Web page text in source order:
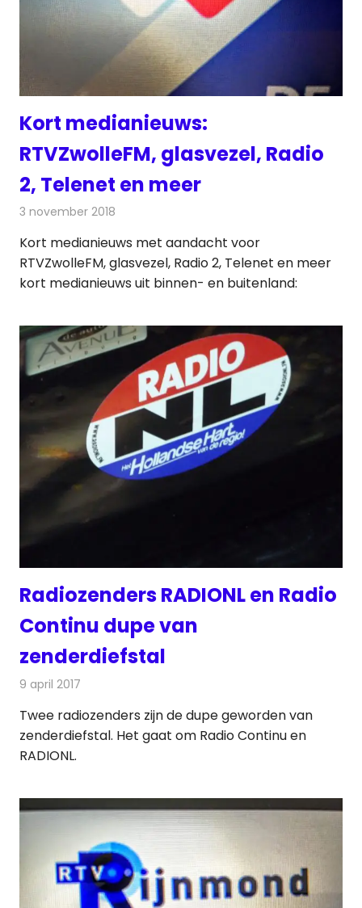
Kort medianieuws:
RTVZwolleFM, glasvezel, Radio
2, Telenet en meer
3 november 2018
Kort medianieuws met aandacht voor
RTVZwolleFM, glasvezel, Radio 2, Telenet en meer
kort medianieuws uit binnen- en buitenland:
Radiozenders RADIONL en Radio
Continu dupe van
zenderdiefstal
9 april 2017
Twee radiozenders zijn de dupe geworden van
zenderdiefstal. Het gaat om Radio Continu en
RADIONL.